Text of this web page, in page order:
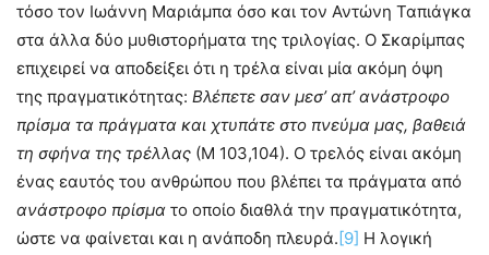
τόσο τον Ιωάννη Μαριάμπα όσο και τον Αντώνη Ταπιάγκα
στα άλλα δύο μυθιστορήματα της τριλογίας. Ο Σκαρίμπας
επιχειρεί να αποδείξει ότι η τρέλα είναι μία ακόμη όψη
της πραγματικότητας: Βλέπετε σαν μεσ’ απ’ ανάστροφο
πρίσμα τα πράγματα και χτυπάτε στο πνεύμα μας, βαθειά
τη σφήνα της τρέλλας (Μ 103,104). Ο τρελός είναι ακόμη
ένας εαυτός του ανθρώπου που βλέπει τα πράγματα από
ανάστροφο πρίσμα το οποίο διαθλά την πραγματικότητα,
ώστε να φαίνεται και η ανάποδη πλευρά. [9] Η λογική